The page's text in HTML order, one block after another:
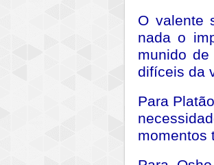
O valente
nada o
munido
difíceis da
Para
momentos